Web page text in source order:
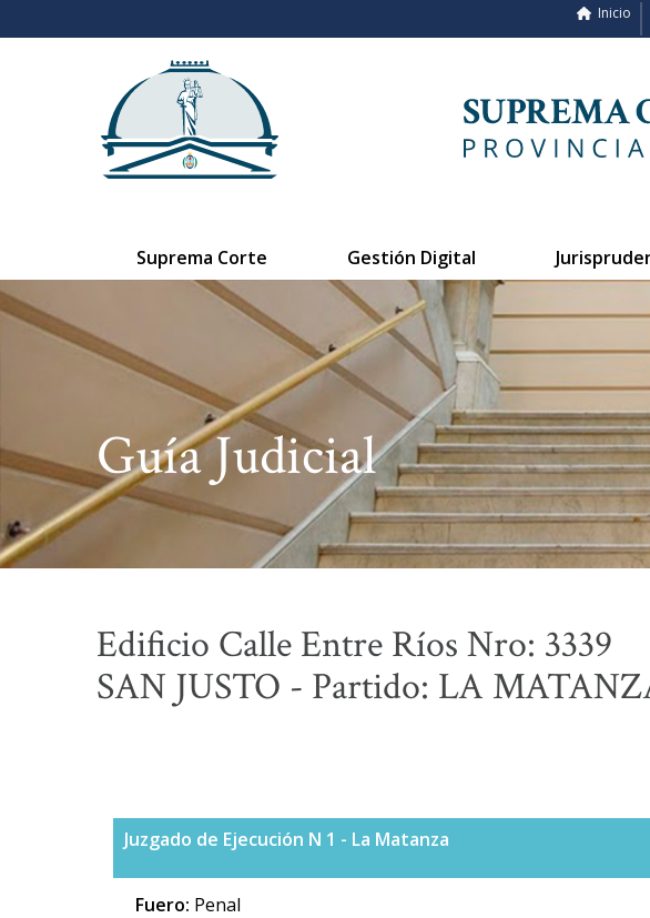
Inicio
Suprema Corte Gestión Digital
Guía Judicial
Edificio Calle Entre Ríos Nro: 3339
SAN JUSTO - Partido: LA
Juzgado de Ejecución N 1 - La Matanza
Fuero: Penal